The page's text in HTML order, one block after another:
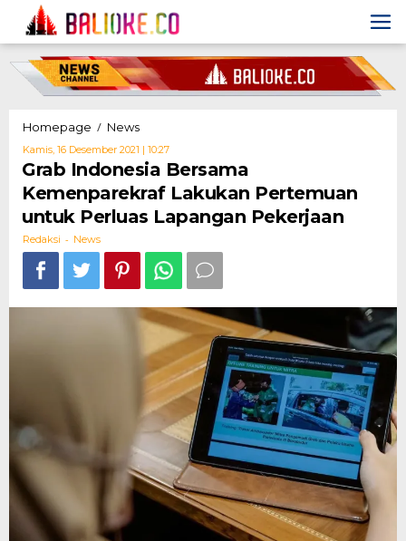
content
Homepage / NewsGrab
Indonesia
Bersama
Kemenparekraf
Lakukan
Pertemuan
untuk
Lapangan
Pekerjaan
Kamis, 16 Desember 2021 | 10:27Oleh
Redaksi
Grab Indonesia Bersama
Kemenparekraf Lakukan Pertemuan
untuk Perluas Lapangan Pekerjaan
Redaksi - News